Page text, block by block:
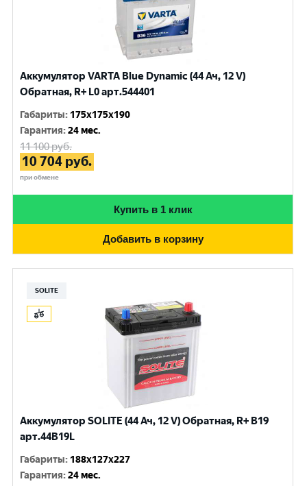
Аккумулятор VARTA Blue Dynamic (44 Ач, 12 V)
Обратная, R+ L0 арт.544401
Габариты: 175x175x190
Гарантия:24 мес.
11 100руб.
10 704 руб.
при обмене
Купить в 1 клик
Добавить в корзину
SOLITE
Аккумулятор SOLITE (44 Ач, 12 V) Обратная, R+ B19
арт.44B19L
Габариты: 188x127x227
Гарантия:24 мес.